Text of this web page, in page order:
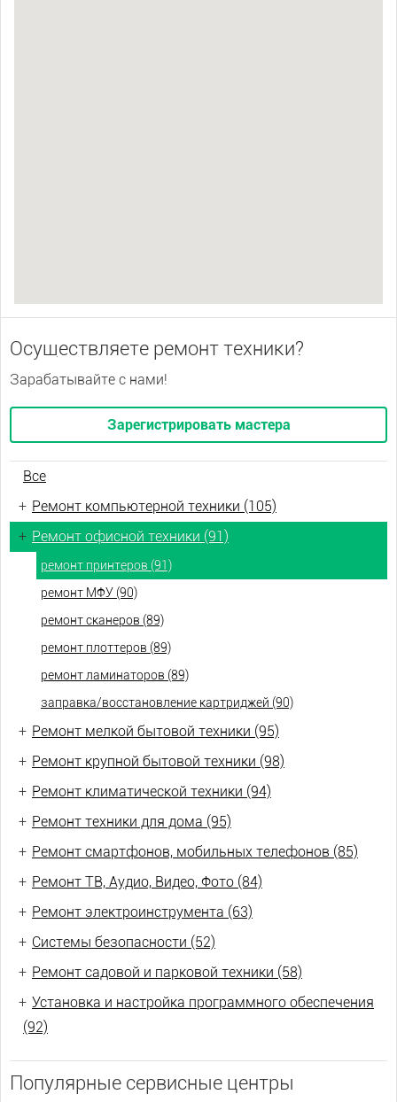
Осуществляете ремонт техники?
Зарабатывайте с нами!
Зарегистрировать мастера
Все
+ Ремонт компьютерной техники (105)
+ Ремонт офисной техники (91)
ремонт принтеров (91)
ремонт МФУ (90)
ремонт сканеров (89)
ремонт плоттеров (89)
ремонт ламинаторов (89)
заправка/восстановление картриджей (90)
+ Ремонт мелкой бытовой техники (95)
+ Ремонт крупной бытовой техники (98)
+ Ремонт климатической техники (94)
+ Ремонт техники для дома (95)
+ Ремонт смартфонов, мобильных телефонов (85)
+ Ремонт ТВ, Аудио, Видео, Фото (84)
+ Ремонт электроинструмента (63)
+ Системы безопасности (52)
+ Ремонт садовой и парковой техники (58)
+ Установка и настройка программного обеспечения
(92)
Популярные сервисные центры